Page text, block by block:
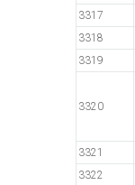
3317
3318
3319
3320
3321
3322